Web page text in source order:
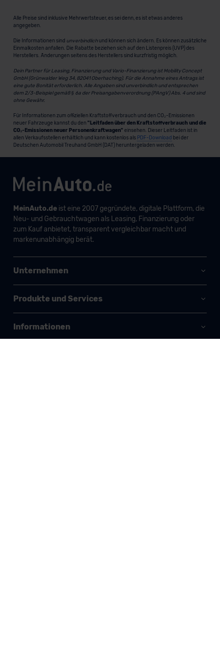
Alle Preise sind inklusive Mehrwertsteuer, es sei denn, es ist etwas anderes
angegeben.
Die Informationen sind unverbindlichund können sich ändern. Es können zusätzliche
Einmalkosten anfallen. Die Rabatte beziehen sich auf den Listenpreis (UVP) des
Herstellers. Änderungen seitens des Herstellers sind kurzfristig möglich.
Dein Partner für Leasing, Finanzierung und Vario-Finanzierung ist Mobility Concept
GmbH (Grünwalder Weg 34, 82041 Oberhaching). Für die Annahme eines Antrags ist
eine gute Bonität erforderlich. Alle Angaben sind unverbindlich und entsprechen
dem 2/3-Beispiel gemäß § 6a der Preisangabenverordnung (PAngV) Abs. 4 und sind
ohne Gewähr.
Für Informationen zum offiziellen Kraftstoffverbrauch und den CO₂-Emissionen
neuer Fahrzeuge kannst du den "Leitfaden über den Kraftstoffverbrauch und die
CO₂-Emissionen neuer Personenkraftwagen" einsehen. Dieser Leitfaden ist in
allen Verkaufsstellen erhältlich und kann kostenlos als PDF-Download bei der
Deutschen Automobil Treuhand GmbH (DAT) heruntergeladen werden.
MeinAuto.deist eine 2007 gegründete, digitale Plattform, die
Neu- und Gebrauchtwagen als Leasing, Finanzierung oder
zum Kauf anbietet, transparent vergleichbar macht und
markenunabhängig berät.
Unternehmen
Produkte und Services
Informationen